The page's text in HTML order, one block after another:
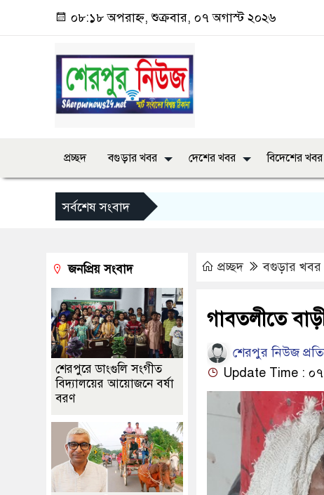
০৮:১৮ অপরাহ্ন, শুক্রবার, ০৭ অগাস্ট ২০২৬
প্রচ্ছদ বগুড়ার খবর দেশের খবর বিদেশের খবর
সর্বশেষ সংবাদ
প্রচ্ছদ বগুড়ার খবর
গাবতলীতে
শেরপুর নিউজ
Update Time :
জনপ্রিয় সংবাদ
শেরপুরে ডাংগুলি সংগীত
বিদ্যালয়ের আয়োজনে বর্ষা
বরণ